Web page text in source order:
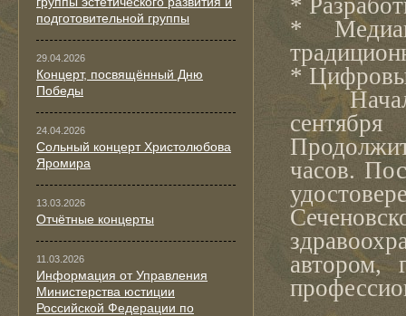
подготовительной группы
29.04.2026
Концерт, посвящённый Дню
Победы
24.04.2026
Сольный концерт Христолюбова
Яромира
13.03.2026
Отчётные концерты
11.03.2026
Информация от Управления
Министерства юстиции
Российской Федерации по
*
*
*
Начало
часов.
автором,